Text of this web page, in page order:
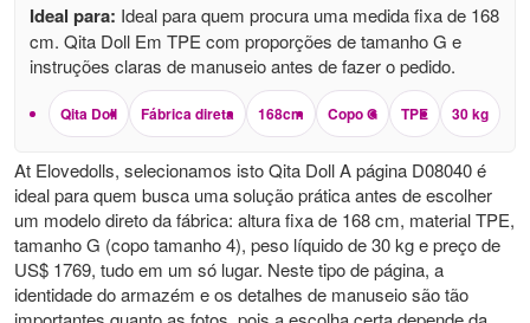
Ideal para: Ideal para quem procura uma medida fixa de 168
cm. Qita Doll Em TPE com proporções de tamanho G e
instruções claras de manuseio antes de fazer o pedido.
Qita Doll Fábrica direta 168cm Copo G TPE 30 kg
At Elovedolls, selecionamos isto Qita Doll A página D08040 é
ideal para quem busca uma solução prática antes de escolher
um modelo direto da fábrica: altura fixa de 168 cm, material TPE,
tamanho G (copo tamanho 4), peso líquido de 30 kg e preço de
US$ 1769, tudo em um só lugar. Neste tipo de página, a
identidade do armazém e os detalhes de manuseio são tão